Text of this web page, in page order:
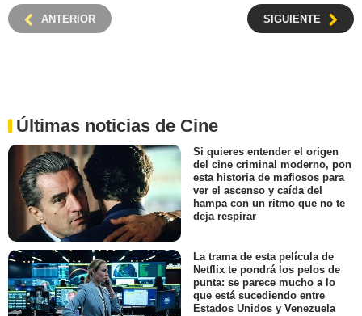
ANTERIOR SIGUIENTE
Últimas noticias de Cine
Si quieres entender el origen
del cine criminal moderno, pon
esta historia de mafiosos para
ver el ascenso y caída del
hampa con un ritmo que no te
deja respirar
La trama de esta película de
Netflix te pondrá los pelos de
punta: se parece mucho a lo
que está sucediendo entre
Estados Unidos y Venezuela